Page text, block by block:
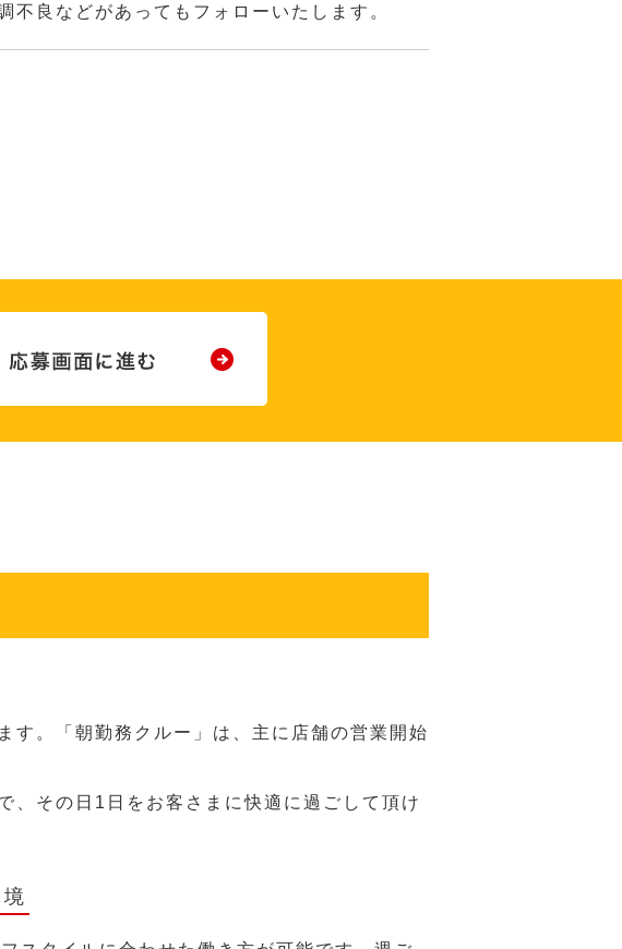
良などがあってもフォローいたします。
す。「朝勤務クルー」は、主に店舗の営業開始
、その日1日をお客さまに快適に過ごして頂け